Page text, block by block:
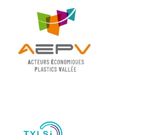
ACCUEIL
ASSOCIATION
Cookies management panel